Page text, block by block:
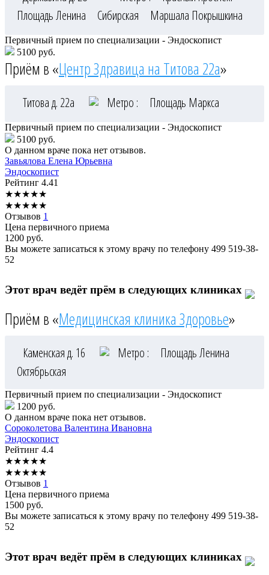
Площадь Ленина
Сибирская Маршала Покрышкина
Первичный прием по специализации - Эндоскопист
5100 руб.
Приём в «Центр Здравица на Титова 22а»
Титова д. 22а Метро : Площадь Маркса
Первичный прием по специализации - Эндоскопист
5100 руб.
О данном враче пока нет отзывов.
Завьялова Елена Юрьевна
Эндоскопист
Рейтинг 4.41
★★★★★
★★★★★
Отзывов 1
Цена первичного приема
1200 руб.
Вы можете записаться к этому врачу по телефону 499 519-38-
52
Этот врач ведёт прём в следующих клиниках
Приём в «Медицинская клиника Здоровье»
Каменская д. 16 Метро :
Площадь Ленина
Октябрьская
Первичный прием по специализации - Эндоскопист
1200 руб.
О данном враче пока нет отзывов.
Сороколетова Валентина Ивановна
Эндоскопист
Рейтинг 4.4
★★★★★
★★★★★
Отзывов 1
Цена первичного приема
1500 руб.
Вы можете записаться к этому врачу по телефону 499 519-38-
52
Этот врач ведёт прём в следующих клиниках